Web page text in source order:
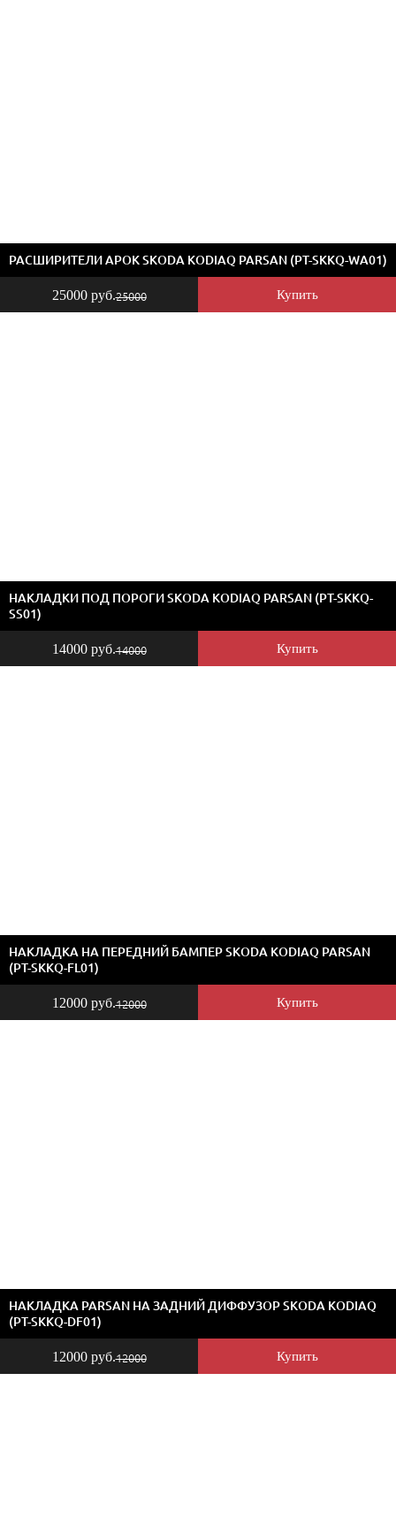
25000 руб.25000 Купить
РАСШИРИТЕЛИ АРОК SKODA KODIAQ PARSAN (PT-SKKQ-WA01)
14000 руб.14000 Купить
НАКЛАДКИ ПОД ПОРОГИ SKODA KODIAQ PARSAN (PT-SKKQ-
SS01)
12000 руб.12000 Купить
НАКЛАДКА НА ПЕРЕДНИЙ БАМПЕР SKODA KODIAQ PARSAN
(PT-SKKQ-FL01)
12000 руб.12000 Купить
НАКЛАДКА PARSAN НА ЗАДНИЙ ДИФФУЗОР SKODA KODIAQ
(PT-SKKQ-DF01)